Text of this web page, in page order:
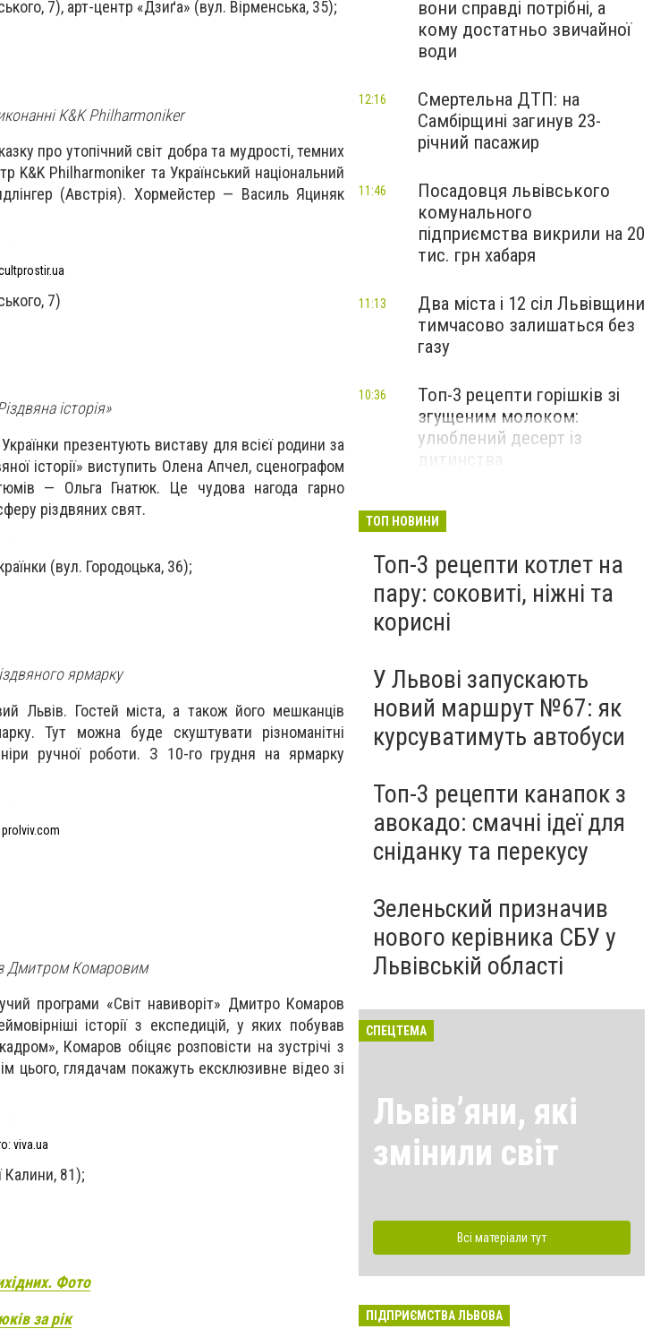
7), арт-центр «Дзиґа» (вул. Вірменська, 35);
K&K Philharmoniker
про утопічний світ добра та мудрості, темних
K&K Philharmoniker та Український національний
(Австрія). Хормейстер — Василь Яциняк
7)
історія»
презентують виставу для всієї родини за
історії» виступить Олена Апчел, сценографом
— Ольга Гнатюк. Це чудова нагода гарно
різдвяних свят.
(вул. Городоцька, 36);
ярмарку
Львів. Гостей міста, а також його мешканців
Тут можна буде скуштувати різноманітні
ручної роботи. З 10-го грудня на ярмарку
з Дмитром Комаровим
програми «Світ навиворіт» Дмитро Комаров
історії з експедицій, у яких побував
Комаров обіцяє розповісти на зустрічі з
цього, глядачам покажуть ексклюзивне відео зі
viva.ua
Калини, 81);
Фото
за рік
вони справді потрібні, а
кому достатньо звичайної
води
Смертельна ДТП: на
Самбірщині загинув 23-
річний пасажир
12:16
Посадовця львівського
комунального
підприємства викрили на 20
тис. грн хабаря
11:46
Два міста і 12 сіл Львівщини
тимчасово залишаться без
газу
11:13
Топ-3 рецепти горішків зі
згущеним молоком:
улюблений десерт із
10:36
ТОП НОВИНИ
Топ-3 рецепти котлет на
пару: соковиті, ніжні та
корисні
У Львові запускають
новий маршрут №67: як
курсуватимуть автобуси
Топ-3 рецепти канапок з
авокадо: смачні ідеї для
сніданку та перекусу
Зеленьский призначив
нового керівника СБУ у
Львівській області
СПЕЦТЕМА
Львівʼяни, які
змінили світ
Всі матеріали тут
ПІДПРИЄМСТВА ЛЬВОВА